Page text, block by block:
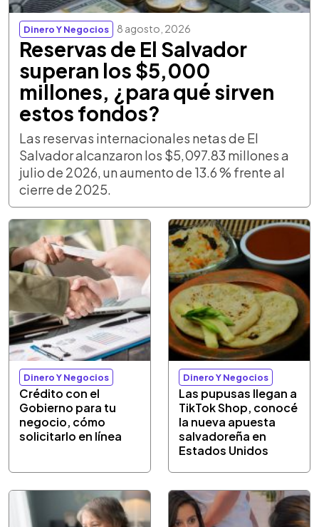
Dinero Y Negocios 8 agosto, 2026
Reservas de El Salvador
superan los $5,000
millones, ¿para qué sirven
estos fondos?
Las reservas internacionales netas de El
Salvador alcanzaron los $5,097.83 millones a
julio de 2026, un aumento de 13.6 % frente al
cierre de 2025.
Dinero Y Negocios
Crédito con el
Gobierno para tu
negocio, cómo
solicitarlo en línea
Dinero Y Negocios
Las pupusas llegan a
TikTok Shop, conocé
la nueva apuesta
salvadoreña en
Estados Unidos